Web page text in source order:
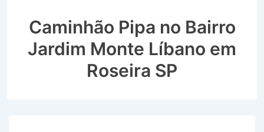
Caminhão Pipa no Bairro
Jardim Monte Líbano em
Roseira SP